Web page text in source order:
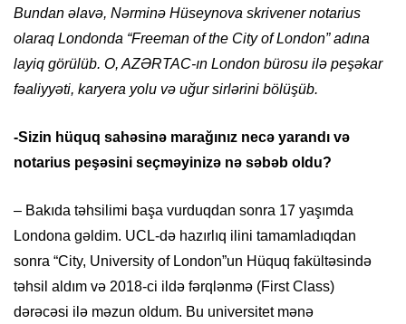
Bundan əlavə, Nərminə Hüseynova skrivener notarius
olaraq Londonda “Freeman of the City of London” adına
layiq görülüb. O, AZƏRTAC-ın London bürosu ilə peşəkar
fəaliyyəti, karyera yolu və uğur sirlərini bölüşüb.
-Sizin hüquq sahəsinə marağınız necə yarandı və
notarius peşəsini seçməyinizə nə səbəb oldu?
– Bakıda təhsilimi başa vurduqdan sonra 17 yaşımda
Londona gəldim. UCL-də hazırlıq ilini tamamladıqdan
sonra “City, University of London”un Hüquq fakültəsində
təhsil aldım və 2018-ci ildə fərqlənmə (First Class)
dərəcəsi ilə məzun oldum. Bu universitet mənə